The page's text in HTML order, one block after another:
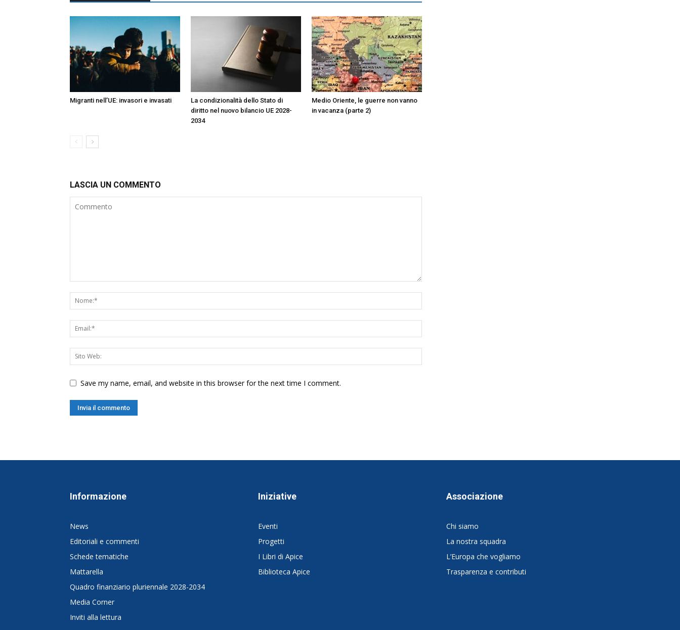
Migranti nell’UE: invasori e invasati
La condizionalità dello Stato di
diritto nel nuovo bilancio UE 2028-
2034
Medio Oriente, le guerre non vanno
in vacanza (parte 2)
LASCIA UN COMMENTO
Save my name, email, and website in this browser for the next time I comment.
Informazione
News
Editoriali e commenti
Schede tematiche
Mattarella
Quadro finanziario pluriennale 2028-2034
Media Corner
Inviti alla lettura
Iniziative
Eventi
Progetti
I Libri di Apice
Biblioteca Apice
Associazione
Chi siamo
La nostra squadra
L’Europa che vogliamo
Trasparenza e contributi